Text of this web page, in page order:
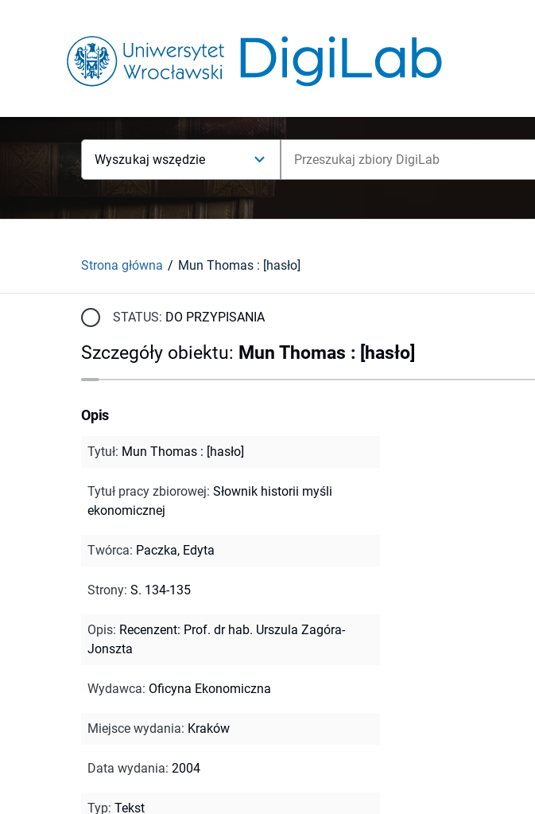
Wyszukaj wszędzie
Strona główna Mun Thomas : [hasło]
STATUS: DO PRZYPISANIA
Szczegóły obiektu: Mun Thomas : [hasło]
Opis
Tytuł: Mun Thomas : [hasło]
Tytuł pracy zbiorowej: Słownik historii myśli
ekonomicznej
Twórca: Paczka, Edyta
Strony: S. 134-135
Opis: Recenzent: Prof. dr hab. Urszula Zagóra-
Jonszta
Wydawca: Oficyna Ekonomiczna
Miejsce wydania: Kraków
Data wydania: 2004
Typ: Tekst